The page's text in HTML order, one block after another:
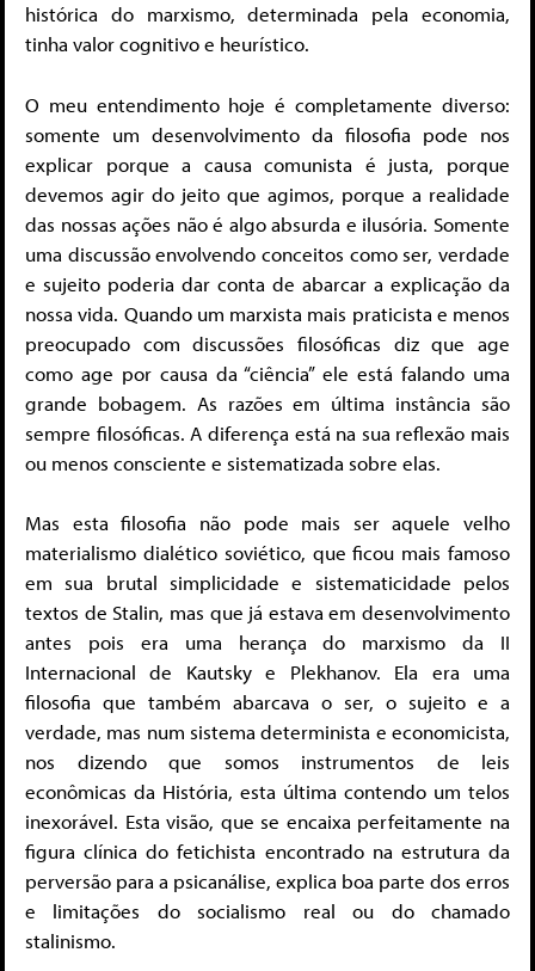
histórica do marxismo, determinada pela economia,
tinha valor cognitivo e heurístico.
O meu entendimento hoje é completamente diverso:
somente um desenvolvimento da filosofia pode nos
explicar porque a causa comunista é justa, porque
devemos agir do jeito que agimos, porque a realidade
das nossas ações não é algo absurda e ilusória. Somente
uma discussão envolvendo conceitos como ser, verdade
e sujeito poderia dar conta de abarcar a explicação da
nossa vida. Quando um marxista mais praticista e menos
preocupado com discussões filosóficas diz que age
como age por causa da “ciência” ele está falando uma
grande bobagem. As razões em última instância são
sempre filosóficas. A diferença está na sua reflexão mais
ou menos consciente e sistematizada sobre elas.
Mas esta filosofia não pode mais ser aquele velho
materialismo dialético soviético, que ficou mais famoso
em sua brutal simplicidade e sistematicidade pelos
textos de Stalin, mas que já estava em desenvolvimento
antes pois era uma herança do marxismo da II
Internacional de Kautsky e Plekhanov. Ela era uma
filosofia que também abarcava o ser, o sujeito e a
verdade, mas num sistema determinista e economicista,
nos dizendo que somos instrumentos de leis
econômicas da História, esta última contendo um telos
inexorável. Esta visão, que se encaixa perfeitamente na
figura clínica do fetichista encontrado na estrutura da
perversão para a psicanálise, explica boa parte dos erros
e limitações do socialismo real ou do chamado
stalinismo.